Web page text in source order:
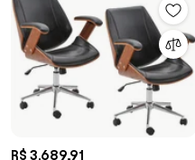
R$ 3.689,91